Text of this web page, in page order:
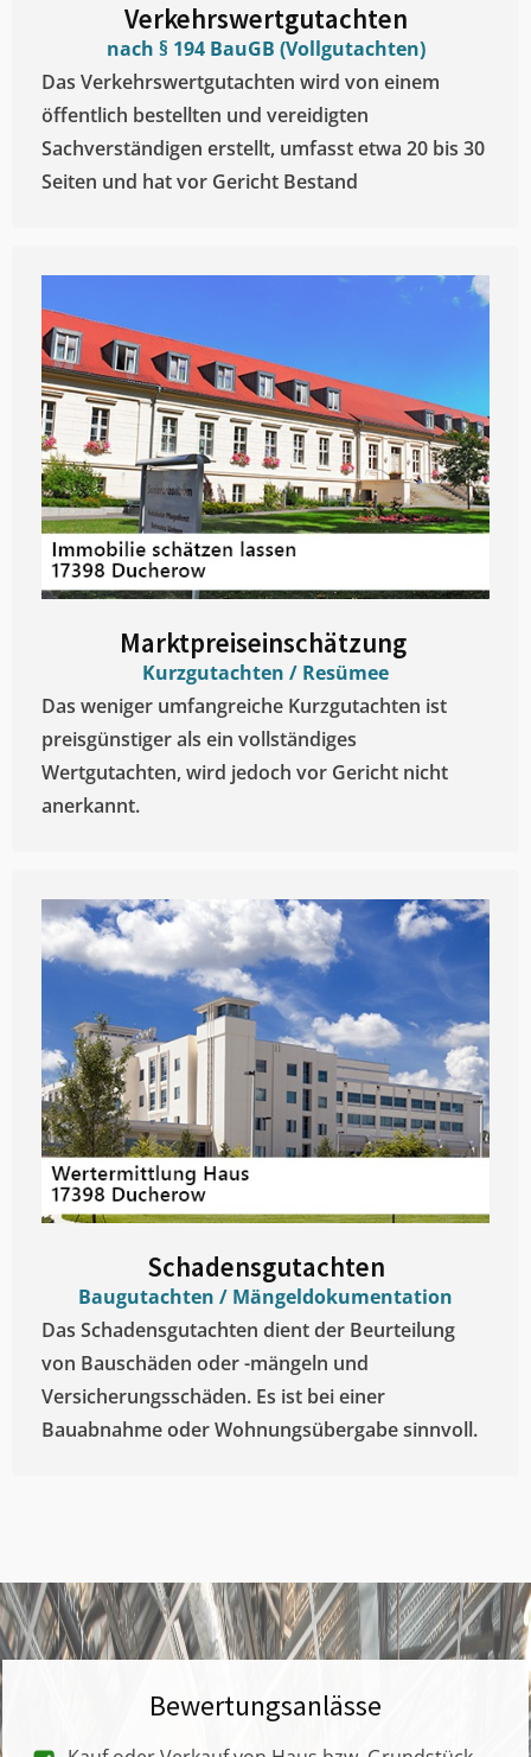
Verkehrswertgutachten
nach § 194 BauGB (Vollgutachten)
Das Verkehrswertgutachten wird von einem
öffentlich bestellten und vereidigten
Sachverständigen erstellt, umfasst etwa 20 bis 30
Seiten und hat vor Gericht Bestand
Marktpreiseinschätzung ​
Kurzgutachten / Resümee
Das weniger umfangreiche Kurzgutachten ist
preisgünstiger als ein vollständiges
Wertgutachten, wird jedoch vor Gericht nicht
anerkannt.
Schadensgutachten
Baugutachten / Mängeldokumentation
Das Schadensgutachten dient der Beurteilung
von Bauschäden oder -mängeln und
Versicherungsschäden. Es ist bei einer
Bauabnahme oder Wohnungsübergabe sinnvoll.
Bewertungsanlässe